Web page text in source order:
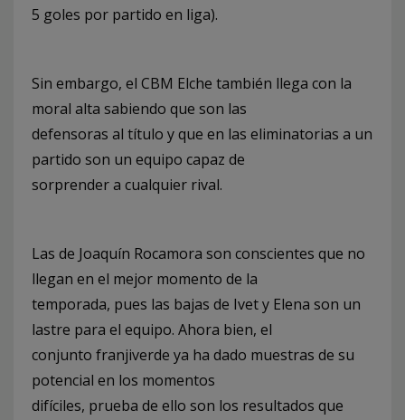
5 goles por partido en liga).
Sin embargo, el CBM Elche también llega con la
moral alta sabiendo que son las
defensoras al título y que en las eliminatorias a un
partido son un equipo capaz de
sorprender a cualquier rival.
Las de Joaquín Rocamora son conscientes que no
llegan en el mejor momento de la
temporada, pues las bajas de Ivet y Elena son un
lastre para el equipo. Ahora bien, el
conjunto franjiverde ya ha dado muestras de su
potencial en los momentos
difíciles, prueba de ello son los resultados que